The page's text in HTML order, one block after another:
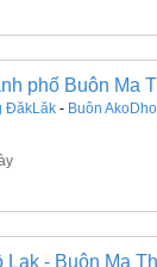
phố Buôn Ma
ĐăkLăk - Buôn
Lak - Buôn Ma